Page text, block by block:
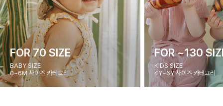
FOR 70 SIZE
BABY SIZE
0~6M 사이즈 카테고리
FOR ~130
KIDS SIZE
4Y~6Y 사이즈 카테고리